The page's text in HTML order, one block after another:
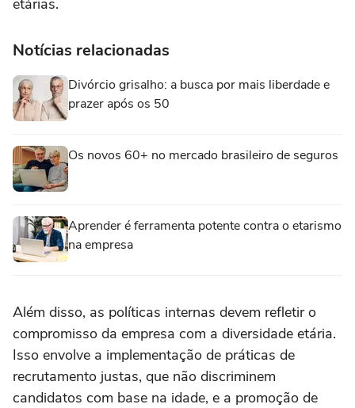
etárias.
Notícias relacionadas
Divórcio grisalho: a busca por mais liberdade e
prazer após os 50
Os novos 60+ no mercado brasileiro de seguros
Aprender é ferramenta potente contra o etarismo
na empresa
Além disso, as políticas internas devem refletir o
compromisso da empresa com a diversidade etária.
Isso envolve a implementação de práticas de
recrutamento justas, que não discriminem
candidatos com base na idade, e a promoção de